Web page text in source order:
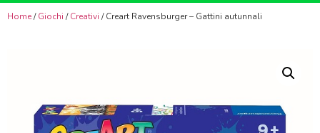
Home/Giochi /Creativi / Creart Ravensburger – Gattini autunnali